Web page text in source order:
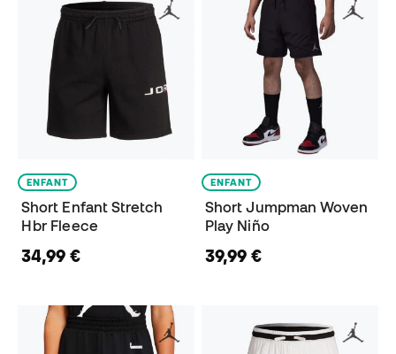
ENFANT
Short Enfant Stretch
Hbr Fleece
34,99 €
ENFANT
Short Jumpman Woven
Play Niño
39,99 €